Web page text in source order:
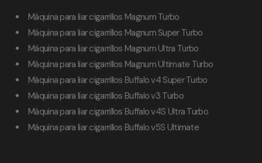
Máquina para liar cigarrillos Magnum Turbo
Máquina para liar cigarrillos Magnum Super Turbo
Máquina para liar cigarrillos Magnum Ultra Turbo
Máquina para liar cigarrillos Magnum Ultimate Turbo
Máquina para liar cigarrillos Buffalo v4 Super Turbo
Máquina para liar cigarrillos Buffalo v3 Turbo
Máquina para liar cigarrillos Buffalo v4S Ultra Turbo
Máquina para liar cigarrillos Buffalo v5S Ultimate